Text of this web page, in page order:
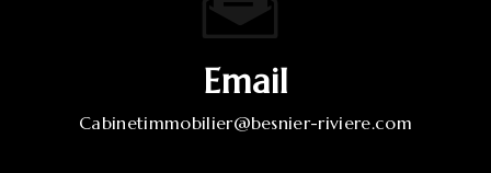
Email
cabinetimmobilier@besnier-riviere.com